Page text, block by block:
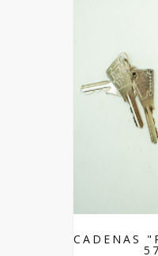
CADENAS